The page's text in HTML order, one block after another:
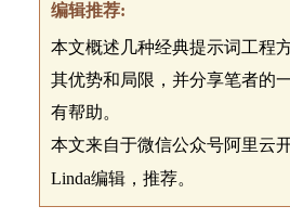
编辑推荐:
本文概述几种经典提示词工程
其优势和局限，并分享笔者的
有帮助。
本文来自于微信公众号阿里云
Linda编辑，推荐。